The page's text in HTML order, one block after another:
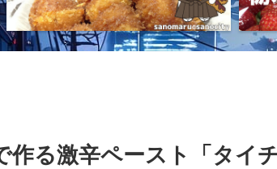
作る激辛ペースト「タイ